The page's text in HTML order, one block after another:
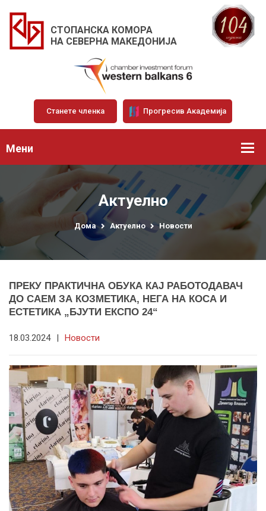
СТОПАНСКА КОМОРА
НА СЕВЕРНА МАКЕДОНИЈА
Станете членка Прогресив Академија
Мени
Актуелно
Дома Актуелно Новости
ПРЕКУ ПРАКТИЧНА ОБУКА КАЈ РАБОТОДАВАЧ
ДО САЕМ ЗА КОЗМЕТИКА, НЕГА НА КОСА И
ЕСТЕТИКА „БЈУТИ ЕКСПО 24“
18.03.2024 | Новости